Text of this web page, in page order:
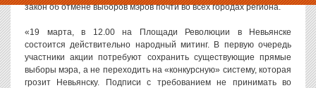
закон об отмене выборов мэров почти во всех городах региона.
«19 марта, в 12.00 на Площади Революции в Невьянске
состоится действительно народный митинг. В первую очередь
участники акции потребуют сохранить существующие прямые
выборы мэра, а не переходить на «конкурсную» систему, которая
грозит Невьянску. Подписи с требованием не принимать во